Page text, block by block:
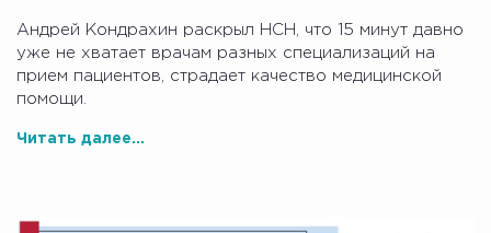
Андрей Кондрахин раскрыл НСН, что 15 минут давно
уже не хватает врачам разных специализаций на
прием пациентов, страдает качество медицинской
помощи.
Читать далее...